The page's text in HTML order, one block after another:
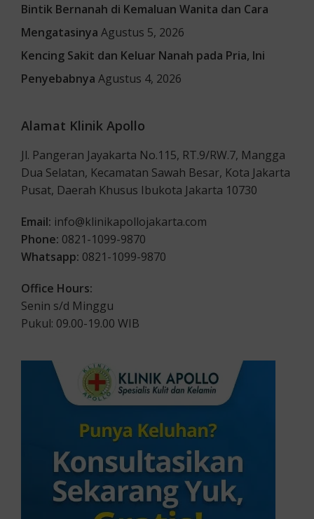
Bintik Bernanah di Kemaluan Wanita dan Cara
Mengatasinya Agustus 5, 2026
Kencing Sakit dan Keluar Nanah pada Pria, Ini
Penyebabnya Agustus 4, 2026
Alamat Klinik Apollo
Jl. Pangeran Jayakarta No.115, RT.9/RW.7, Mangga
Dua Selatan, Kecamatan Sawah Besar, Kota Jakarta
Pusat, Daerah Khusus Ibukota Jakarta 10730
Email: info@klinikapollojakarta.com
Phone: 0821-1099-9870
Whatsapp: 0821-1099-9870
Office Hours:
Senin s/d Minggu
Pukul: 09.00-19.00 WIB